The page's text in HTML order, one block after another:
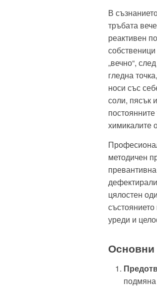
В
тръбата
реактивен
„вечно“,
гледна
носи със
соли, пясък
химикалите
методичен
цялостен
уреди и
Основни
подмяна